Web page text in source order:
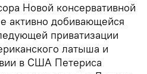
Новой консервативной
активно добивающейся
приватизации
латыша и
в США Петериса